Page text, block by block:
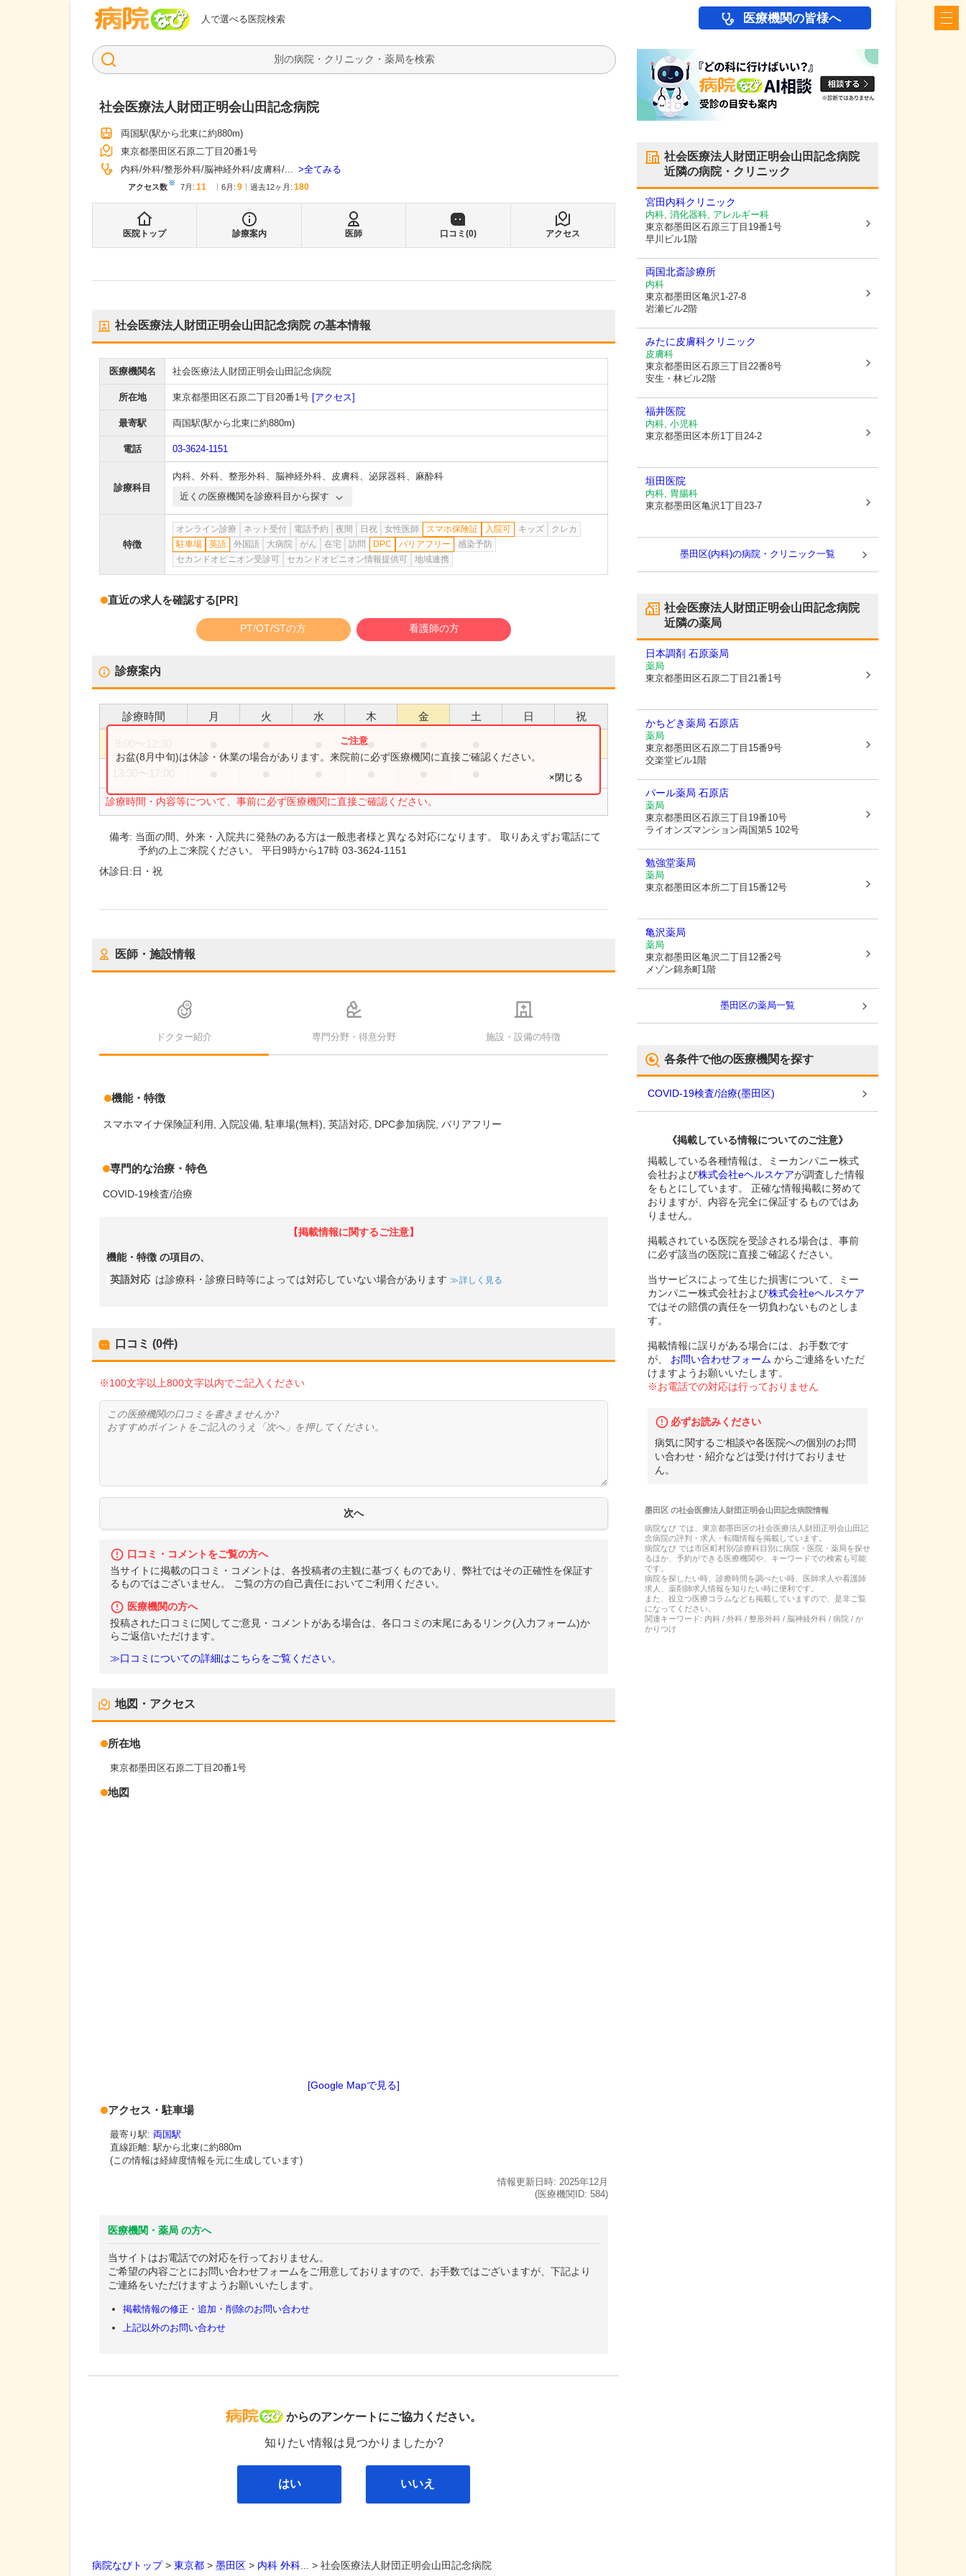
人で選べる医院検索
病院なび 医療機関の皆様へ
検索
社会医療法人財団正明会山田記念病院
両国駅(駅から北東に約880m)
東京都墨田区石原二丁目20番1号
内科 外科 整形外科 脳神経外科 皮膚科 ... 全てみる
アクセス数※ 7月 : 11 6月 : 9 過去12ヶ月: 180
医院トップ 診療案内 医師 口コミ(0) アクセス
社会医療法人財団正明会山田記念病院の基本情報
医療機関名 社会医療法人財団正明会山田記念病院
所在地 東京都墨田区石原二丁目20番1号 [アクセス]
最寄駅 両国駅(駅から北東に約880m)
電話 03-3624-1151
診療科目
内科、 外科、 整形外科、 脳神経外科、 皮膚科、 泌尿器科、 麻酔科
近くの医療機関を診療科目から探す
特徴
オンライン診療 ネット受付 電話予約 夜間 日祝 女性医師 スマホ保険証 入院可 キッズ
クレカ
駐車場
英語 外国語 大病院 がん 在宅 訪問 DPC バリアフリー
感染予防
セカンドオピニオン受診可
セカンドオピニオン情報提供可 地域連携
直近の求人を確認する[PR]
PT/OT/STの方 看護師の方
診療案内
診療時間 月 火 水 木 金 土 日 祝
●
診療時間・内容等について、事前に必ず医療機関に直接ご確認ください。
お盆(8月中旬)は休診・休業の場合があります。来院前に必ず医療機関に直接ご確認ください。
×閉じる
備考: 当面の間、外来・入院共に発熱のある方は一般患者様と異なる対応になります。 取りあえずお電話にて
予約の上ご来院ください。 平日9時から17時 03-3624-1151
休診日:日・祝
医師・施設情報
ドクター紹介 専門分野・得意分野 施設・設備の特徴
機能・特徴
スマホマイナ保険証利用 入院設備 駐車場(無料) 英語対応 DPC参加病院 バリアフリー
専門的な治療・特色
COVID-19検査/治療
【掲載情報に関するご注意】
機能・特徴 の項目の、
英語対応 は診療科・診療日時等によっては対応していない場合があります 詳しく見る
口コミ (0件)
※100文字以上800文字以内でご記入ください
口コミ・コメントをご覧の方へ
当サイトに掲載の口コミ・コメントは、各投稿者の主観に基づくものであり、弊社ではその正確性を保証す
るものではございません。 ご覧の方の自己責任においてご利用ください。
医療機関の方へ
投稿された口コミに関してご意見・コメントがある場合は、各口コミの末尾にあるリンク(入力フォーム)か
らご返信いただけます。
≫口コミについての詳細はこちらをご覧ください。
地図・アクセス
所在地
東京都墨田区石原二丁目20番1号
地図
[Google Mapで見る]
アクセス・駐車場
最寄り駅: 両国駅
直線距離: 駅から北東に約880m
(この情報は経緯度情報を元に生成しています)
情報更新日時: 2025年12月
(医療機関ID: 584)
医療機関・薬局 の方へ
当サイトはお電話での対応を行っておりません。
ご希望の内容ごとにお問い合わせフォームをご用意しておりますので、お手数ではございますが、下記より
ご連絡をいただけますようお願いいたします。
掲載情報の修正・追加・削除のお問い合わせ
上記以外のお問い合わせ
病院なび
からのアンケートにご協力ください。
知りたい情報は見つかりましたか?
はい いいえ
社会医療法人財団正明会山田記念病院
近隣の病院・クリニック
宮田内科クリニック
内科, 消化器科, アレルギー科
東京都墨田区石原三丁目19番1号
早川ビル1階
両国北斎診療所
内科
東京都墨田区亀沢1-27-8
岩瀬ビル2階
みたに皮膚科クリニック
皮膚科
東京都墨田区石原三丁目22番8号
安生・林ビル2階
福井医院
内科, 小児科
東京都墨田区本所1丁目24-2
垣田医院
内科, 胃腸科
東京都墨田区亀沢1丁目23-7
墨田区(内科)の病院・クリニック一覧
社会医療法人財団正明会山田記念病院
近隣の薬局
日本調剤 石原薬局
薬局
東京都墨田区石原二丁目21番1号
かちどき薬局 石原店
薬局
東京都墨田区石原二丁目15番9号
交楽堂ビル1階
パール薬局 石原店
薬局
東京都墨田区石原三丁目19番10号
ライオンズマンション両国第5 102号
勉強堂薬局
薬局
東京都墨田区本所二丁目15番12号
亀沢薬局
薬局
東京都墨田区亀沢二丁目12番2号
メゾン錦糸町1階
墨田区の薬局一覧
各条件で他の医療機関を探す
COVID-19検査/治療(墨田区)
《掲載している情報についてのご注意》
掲載している各種情報は、ミーカンパニー株式
会社および株式会社eヘルスケアが調査した情報
をもとにしています。 正確な情報掲載に努めて
おりますが、内容を完全に保証するものではあ
りません。
掲載されている医院を受診される場合は、事前
に必ず該当の医院に直接ご確認ください。
当サービスによって生じた損害について、ミー
カンパニー株式会社および株式会社eヘルスケア
ではその賠償の責任を一切負わないものとしま
す。
掲載情報に誤りがある場合には、お手数です
が、
お問い合わせフォーム からご連絡をいただ
けますようお願いいたします。
※お電話での対応は行っておりません
必ずお読みください
病気に関するご相談や各医院への個別のお問
い合わせ・紹介などは受け付けておりませ
ん。
墨田区の社会医療法人財団正明会山田記念病院情報
病院なび では、 東京都墨田区の社会医療法人財団正明会山田記
念病院の評判・求人・転職情報を掲載しています。
病院なび では市区町村別/診療科目別に病院・医院・薬局を探せ
るほか、予約ができる医療機関や、キーワードでの検索も可能
です。
病院を探したい時、診療時間を調べたい時、医師求人や看護師
求人、薬剤師求人情報を知りたい時に便利です。
また、役立つ医療コラムなども掲載していますので、是非ご覧
になってください。
関連キーワード: 内科 / 外科 / 整形外科 / 脳神経外科 / 病院 / か
かりつけ
病院なびトップ> 東京都 > 墨田区 > 内科 外科 ... > 社会医療法人財団正明会山田記念病院